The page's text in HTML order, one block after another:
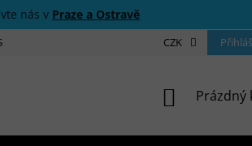
nás v Praze a Ostravě
PRODEJNY
CZK
NÁKUPNÍ
Prázdný